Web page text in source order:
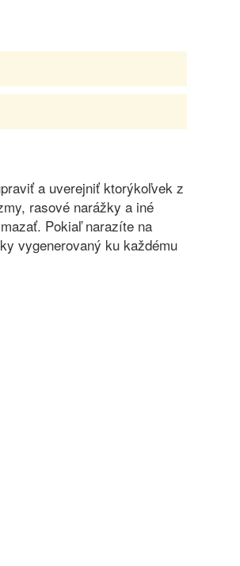
a uverejniť ktorýkoľvek z
rasové narážky a iné
Pokiaľ narazíte na
vygenerovaný ku každému